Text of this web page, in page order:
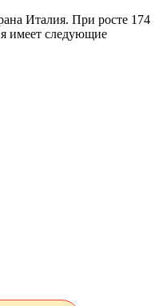
Италия. При росте 174
имеет следующие